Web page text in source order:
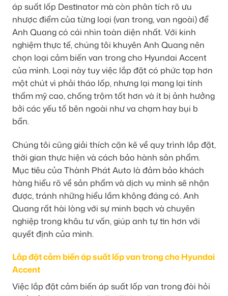
áp suất lốp Destinator mà còn phân tích rõ ưu
nhược điểm của từng loại (van trong, van ngoài) để
Anh Quang có cái nhìn toàn diện nhất. Với kinh
nghiệm thực tế, chúng tôi khuyên Anh Quang nên
chọn loại cảm biến van trong cho Hyundai Accent
của mình. Loại này tuy việc lắp đặt có phức tạp hơn
một chút vì phải tháo lốp, nhưng lại mang lại tính
thẩm mỹ cao, chống trộm tốt hơn và ít bị ảnh hưởng
bởi các yếu tố bên ngoài như va chạm hay bụi b
bẩn.
Chúng tôi cũng giải thích cặn kẽ về quy trình lắp đặt,
thời gian thực hiện và cách bảo hành sản phẩm.
Mục tiêu của Thành Phát Auto là đảm bảo khách
hàng hiểu rõ về sản phẩm và dịch vụ mình sẽ nhận
được, tránh những hiểu lầm không đáng có. Anh
Quang rất hài lòng với sự minh bạch và chuyên
nghiệp trong khâu tư vấn, giúp anh tự tin hơn với
quyết định của mình.
Lắp đặt cảm biến áp suất lốp van trong cho Hyundai
Accent
Việc lắp đặt cảm biến áp suất lốp van trong đòi hỏi